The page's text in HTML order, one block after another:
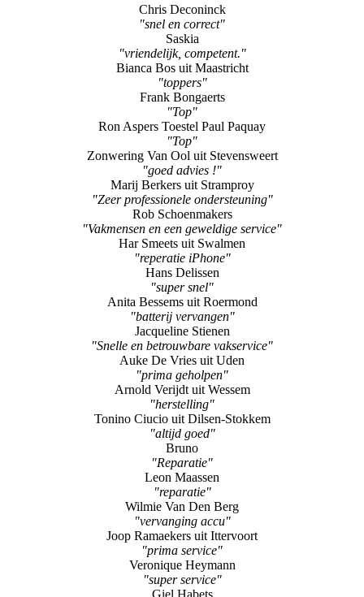
Chris Deconinck
"snel en correct"
Saskia
"vriendelijk, competent."
Bianca Bos uit Maastricht
"toppers"
Frank Bongaerts
"Top"
Ron Aspers Toestel Paul Paquay
"Top"
Zonwering Van Ool uit Stevensweert
"goed advies !"
Marij Berkers uit Stramproy
"Zeer professionele ondersteuning"
Rob Schoenmakers
"Vakmensen en een geweldige service"
Har Smeets uit Swalmen
"reperatie iPhone"
Hans Delissen
"super snel"
Anita Bessems uit Roermond
"batterij vervangen"
Jacqueline Stienen
"Snelle en betrouwbare vakservice"
Auke De Vries uit Uden
"prima geholpen"
Arnold Verijdt uit Wessem
"herstelling"
Tonino Ciucio uit Dilsen-Stokkem
"altijd goed"
Bruno
"Reparatie"
Leon Maassen
"reparatie"
Wilmie Van Den Berg
"vervanging accu"
Joop Ramaekers uit Ittervoort
"prima service"
Veronique Heymann
"super service"